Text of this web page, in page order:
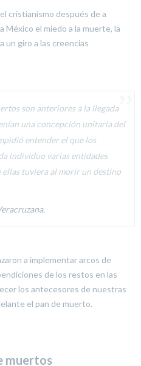
cristianismo después de a
el miedo a la muerte, la
un giro a las creencias
son anteriores a la llegada
una concepción unitaria del
entender el que los
individuo varias entidades
ellas tuviera al morir un destino
a implementar arcos de
de los restos en las
los antecesores de nuestras
el pan de muerto.
muertos